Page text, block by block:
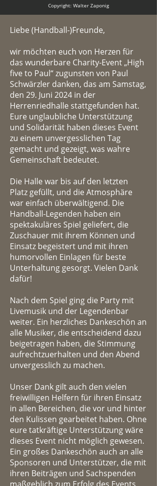
Copyright: Walter Zaponig
Liebe (Handball-)Freunde,
wir möchten euch von Herzen für
das wunderbare Charity-Event „High
five to Paul“ zugunsten von Paul
Schwärzler danken, das am Samstag,
den 29. Juni 2024 in der
Herrenriedhalle stattgefunden hat.
Eure unglaubliche Unterstützung
und Solidarität haben dieses Event
zu einem unvergesslichen Tag
gemacht und gezeigt, was wahre
Gemeinschaft bedeutet.
Die Halle war bis auf den letzten
Platz gefüllt, und die Atmosphäre
war einfach überwältigend. Die
Handball-Legenden haben ein
spektakuläres Spiel geliefert, die
Zuschauer mit ihrem Können und
Einsatz begeistert und mit ihren
humorvollen Einlagen für beste
Unterhaltung gesorgt. Vielen Dank
dafür!
Nach dem Spiel ging die Party mit
Livemusik und der Legendenbar
weiter. Ein herzliches Dankeschön an
alle Musiker, die entscheidend dazu
beigetragen haben, die Stimmung
aufrechtzuerhalten und den Abend
unvergesslich zu machen.
Unser Dank gilt auch den vielen
freiwilligen Helfern für ihren Einsatz
in allen Bereichen, die vor und hinter
den Kulissen gearbeitet haben. Ohne
eure tatkräftige Unterstützung wäre
dieses Event nicht möglich gewesen.
Ein großes Dankeschön auch an alle
Sponsoren und Unterstützer, die mit
ihren Beiträgen und Sachspenden